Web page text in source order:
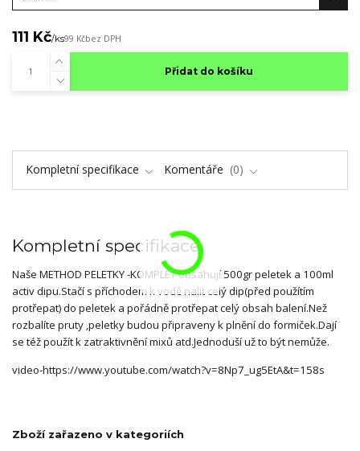
111 Kč/ks99 Kčbez DPH
Přidat do košíku
Kompletní specifikace Komentáře 0
Kompletní specifikace
Naše METHOD PELETKY -KOMPLET obsahují 500gr peletek a 100ml
activ dipu.Stačí s příchodem k vodě nalít celý dip(před použítím
protřepat) do peletek a pořádně protřepat celý obsah balení.Než
rozbalíte pruty ,peletky budou připraveny k plnění do formiček.Dají
se též použít k zatraktivnění mixů atd.Jednoduší už to být nemůže.
video-https://www.youtube.com/watch?v=8Np7_ug5EtA&t=158s
Zboží zařazeno v kategoriích